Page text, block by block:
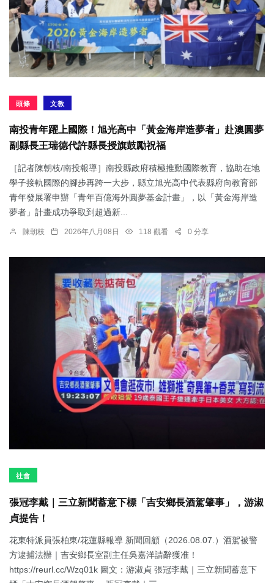
頭條 文教
南投青年躍上國際！旭光高中「黃金海岸造夢者」赴澳圓夢
副縣長王瑞德代許縣長授旗鼓勵祝福
［記者陳朝枝/南投報導］南投縣政府積極推動國際教育，協助在地
學子接軌國際的腳步再跨一大步，縣立旭光高中代表縣府向教育部
青年發展署申辦「青年百億海外圓夢基金計畫」，以「黃金海岸造
夢者」計畫成功爭取到超過新...
陳朝枝 2026年八月08日 118 觀看 0 分享
社會
張冠李戴｜三立新聞蓄意下標「吉安鄉長酒駕肇事」，游淑
貞提告！
花東特派員張柏東/花蓮縣報導 新聞回顧（2026.08.07.）酒駕被警
方逮捕法辦｜吉安鄉長室副主任吳嘉洋請辭獲准！
https://reurl.cc/Wzq01k 圖文：游淑貞 張冠李戴｜三立新聞蓄意下